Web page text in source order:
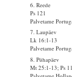
6. Reede
Ps 121
Palvetame
7. Laupäev
Lk 16:1-13
Palvetame
8. Pühapäev
Mt 25:1-13; Ps